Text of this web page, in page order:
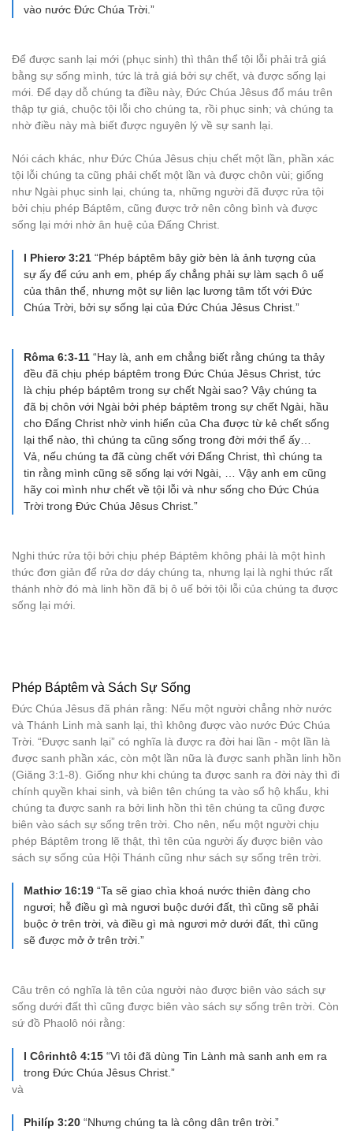
vào nước Ðức Chúa Trời.”
Để được sanh lại mới (phục sinh) thì thân thể tội lỗi phải trả giá
bằng sự sống mình, tức là trả giá bởi sự chết, và được sống lại
mới. Để dạy dỗ chúng ta điều này, Đức Chúa Jêsus đổ máu trên
thập tự giá, chuộc tội lỗi cho chúng ta, rồi phục sinh; và chúng ta
nhờ điều này mà biết được nguyên lý về sự sanh lại.
Nói cách khác, như Đức Chúa Jêsus chịu chết một lần, phần xác
tội lỗi chúng ta cũng phải chết một lần và được chôn vùi; giống
như Ngài phục sinh lại, chúng ta, những người đã được rửa tội
bởi chịu phép Báptêm, cũng được trở nên công bình và được
sống lại mới nhờ ân huệ của Đấng Christ.
I Phierơ 3:21 “Phép báptêm bây giờ bèn là ảnh tượng của
sự ấy để cứu anh em, phép ấy chẳng phải sự làm sạch ô uế
của thân thể, nhưng một sự liên lạc lương tâm tốt với Ðức
Chúa Trời, bởi sự sống lại của Ðức Chúa Jêsus Christ.”
Rôma 6:3-11 “Hay là, anh em chẳng biết rằng chúng ta thảy
đều đã chịu phép báptêm trong Ðức Chúa Jêsus Christ, tức
là chịu phép báptêm trong sự chết Ngài sao? Vậy chúng ta
đã bị chôn với Ngài bởi phép báptêm trong sự chết Ngài, hầu
cho Ðấng Christ nhờ vinh hiển của Cha được từ kẻ chết sống
lại thể nào, thì chúng ta cũng sống trong đời mới thể ấy…
Vả, nếu chúng ta đã cùng chết với Ðấng Christ, thì chúng ta
tin rằng mình cũng sẽ sống lại với Ngài, … Vậy anh em cũng
hãy coi mình như chết về tội lỗi và như sống cho Ðức Chúa
Trời trong Ðức Chúa Jêsus Christ.”
Nghi thức rửa tội bởi chịu phép Báptêm không phải là một hình
thức đơn giản để rửa dơ dáy chúng ta, nhưng lại là nghi thức rất
thánh nhờ đó mà linh hồn đã bị ô uế bởi tội lỗi của chúng ta được
sống lại mới.
Phép Báptêm và Sách Sự Sống
Đức Chúa Jêsus đã phán rằng: Nếu một người chẳng nhờ nước
và Thánh Linh mà sanh lại, thì không được vào nước Đức Chúa
Trời. “Được sanh lại” có nghĩa là được ra đời hai lần - một lần là
được sanh phần xác, còn một lần nữa là được sanh phần linh hồn
(Giăng 3:1-8). Giống như khi chúng ta được sanh ra đời này thì đi
chính quyền khai sinh, và biên tên chúng ta vào sổ hộ khẩu, khi
chúng ta được sanh ra bởi linh hồn thì tên chúng ta cũng được
biên vào sách sự sống trên trời. Cho nên, nếu một người chịu
phép Báptêm trong lẽ thật, thì tên của người ấy được biên vào
sách sự sống của Hội Thánh cũng như sách sự sống trên trời.
Mathiơ 16:19 “Ta sẽ giao chìa khoá nước thiên đàng cho
ngươi; hễ điều gì mà ngươi buộc dưới đất, thì cũng sẽ phải
buộc ở trên trời, và điều gì mà ngươi mở dưới đất, thì cũng
sẽ được mở ở trên trời.”
Câu trên có nghĩa là tên của người nào được biên vào sách sự
sống dưới đất thì cũng được biên vào sách sự sống trên trời. Còn
sứ đồ Phaolô nói rằng:
I Côrinhtô 4:15 “Vì tôi đã dùng Tin Lành mà sanh anh em ra
trong Ðức Chúa Jêsus Christ.”
và
Philíp 3:20 “Nhưng chúng ta là công dân trên trời.”